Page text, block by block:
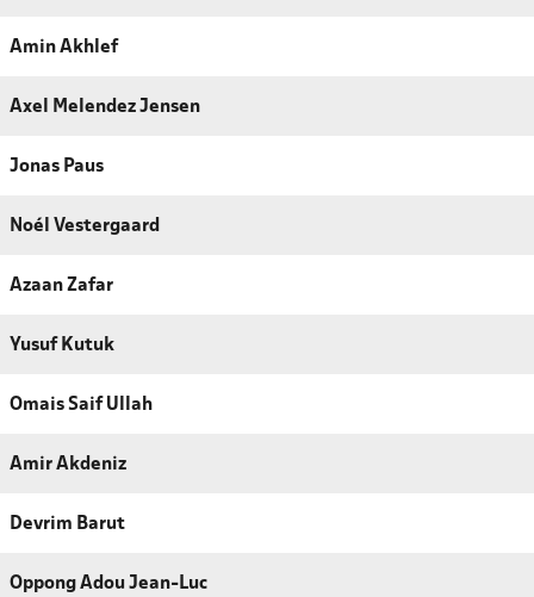
Amin Akhlef
Axel Melendez Jensen
Jonas Paus
Noél Vestergaard
Azaan Zafar
Yusuf Kutuk
Omais Saif Ullah
Amir Akdeniz
Devrim Barut
Oppong Adou Jean-Luc